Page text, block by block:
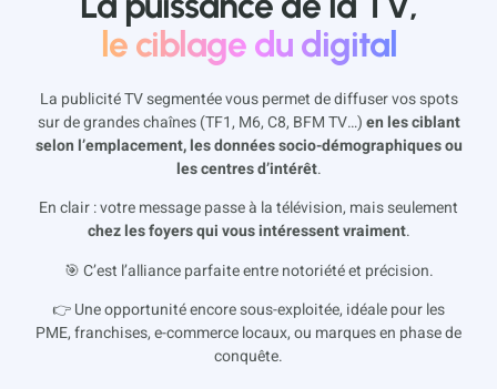
le ciblage du digital
La publicité TV segmentée vous permet de diffuser vos spots
sur de grandes chaînes (TF1, M6, C8, BFM TV…)en les ciblant
selon l’emplacement, les données socio-démographiques ou
les centres d’intérêt.
En clair : votre message passe à la télévision, mais seulement
chez les foyers qui vous intéressent vraiment.
🎯 C’est l’alliance parfaite entre notoriété et précision.
👉 Une opportunité encore sous-exploitée, idéale pour les
PME, franchises, e-commerce locaux, ou marques en phase de
conquête.